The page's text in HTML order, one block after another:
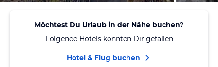
Möchtest Du Urlaub in der Nähe buchen?
Folgende Hotels könnten Dir gefallen
Hotel & Flug buchen